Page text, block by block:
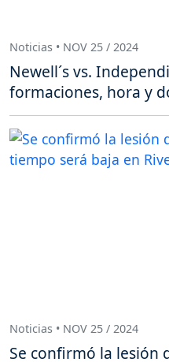
Noticias • NOV 25 / 2024
Newell´s vs.
formaciones, hora y
Noticias • NOV 25 / 2024
Se confirmó la lesión